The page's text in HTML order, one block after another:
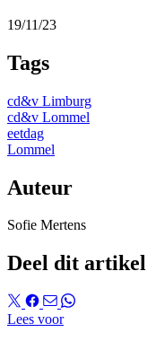
19/11/23
Tags
cd&v Limburg
cd&v Lommel
eetdag
Lommel
Auteur
Sofie Mertens
Deel dit artikel
Lees voor